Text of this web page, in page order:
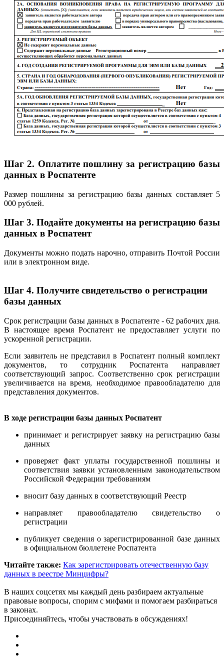
Шаг 2. Оплатите пошлину за регистрацию базы
данных в Роспатенте
Размер пошлины за регистрацию базы данных составляет 5
000 рублей.
Шаг 3. Подайте документы на регистрацию базы
данных в Роспатент
Документы можно подать нарочно, отправить Почтой России
или в электронном виде.
Шаг 4. Получите свидетельство о регистрации
базы данных
Срок регистрации базы данных в Роспатенте - 62 рабочих дня.
В настоящее время Роспатент не предоставляет услуги по
ускоренной регистрации.
Если заявитель не представил в Роспатент полный комплект
документов, то сотрудник Роспатента направляет
соответствующий запрос. Соответственно срок регистрации
увеличивается на время, необходимое правообладателю для
представления документов.
В ходе регистрации базы данных Роспатент
принимает и регистрирует заявку на регистрацию базы
данных
проверяет факт уплаты государственной пошлины и
соответствия заявки установленным законодательством
Российской Федерации требованиям
вносит базу данных в соответствующий Реестр
направляет правообладателю свидетельство о
регистрации
публикует сведения о зарегистрированной базе данных
в официальном бюллетене Роспатента
Читайте также: Как зарегистрировать отечественную базу
данных в реестре Минцифры?
В наших соцсетях мы каждый день разбираем актуальные
правовые вопросы, спорим с мифами и помогаем разбираться
в законах.
Присоединяйтесь, чтобы участвовать в обсуждениях!